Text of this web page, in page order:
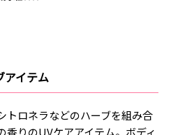
アイテム
トロネラなどのハーブを組み合
りのUVケアアイテム。ボディ